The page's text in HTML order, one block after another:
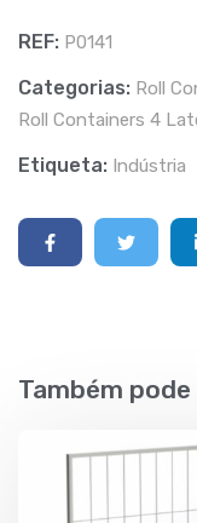
REF: P0141
Categorias: Roll
Roll Containers 4
Etiqueta: Indústria
Também